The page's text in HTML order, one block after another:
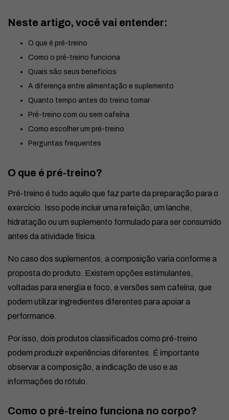
Neste artigo, você vai entender:
O que é pré-treino
Como o pré-treino funciona
Quais são seus benefícios
A diferença entre alimentação e suplemento
Quanto tempo antes do treino tomar
Pré-treino com ou sem cafeína
Como escolher um pré-treino
Perguntas frequentes
O que é pré-treino?
Pré-treino é tudo aquilo que faz parte da preparação para o
exercício. Isso pode incluir uma refeição, um lanche,
hidratação ou um suplemento formulado para ser consumido
antes da atividade física.
No caso dos suplementos, a composição varia conforme a
proposta do produto. Existem opções estimulantes,
voltadas para energia e foco, e versões sem cafeína, que
podem utilizar ingredientes diferentes para apoiar a
performance.
Por isso, dois produtos classificados como pré-treino
podem produzir experiências diferentes. É importante
observar a composição, a indicação de uso e as
informações do rótulo.
Como o pré-treino funciona no corpo?